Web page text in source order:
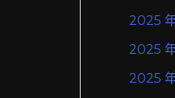
2025 年
2025
2025